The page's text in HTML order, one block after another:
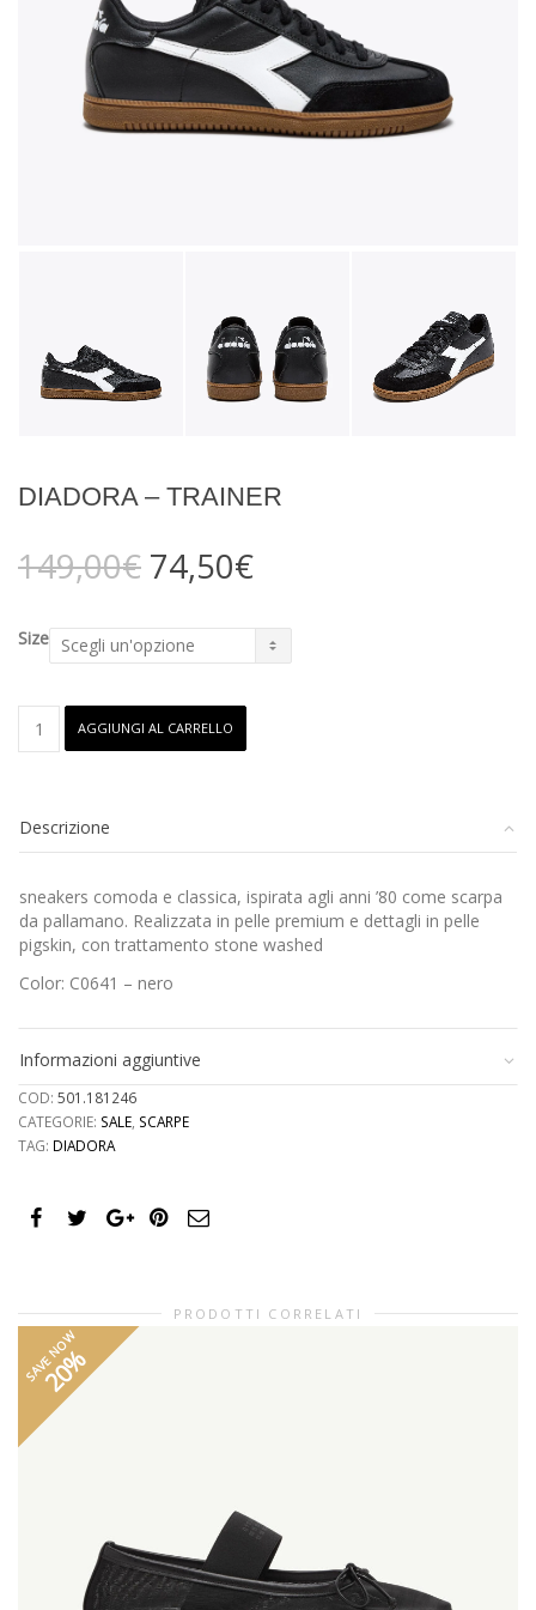
DIADORA – TRAINER
149,00€ Il
prezzo
era:
149,00€.
74,50€Il
è:
74,50€.
Size
AGGIUNGI AL CARRELLO
Descrizione
sneakers comoda e classica, ispirata agli anni ’80 come scarpa
da pallamano. Realizzata in pelle premium e dettagli in pelle
pigskin, con trattamento stone washed
Color: C0641 – nero
Informazioni aggiuntive
COD: 501.181246
CATEGORIE: SALE SCARPE
TAG: DIADORA
PRODOTTI CORRELATI
SAVE NOW
20%